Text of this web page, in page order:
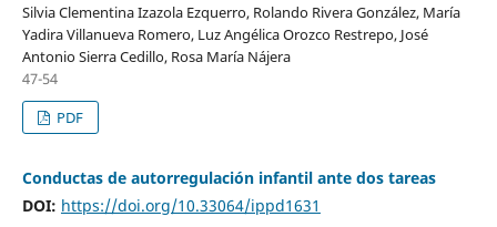
Silvia Clementina Izazola Ezquerro, Rolando Rivera González, María
Yadira Villanueva Romero, Luz Angélica Orozco Restrepo, José
Antonio Sierra Cedillo, Rosa María Nájera
47-54
PDF
Conductas de autorregulación infantil ante dos tareas
DOI: https://doi.org/10.33064/ippd1631